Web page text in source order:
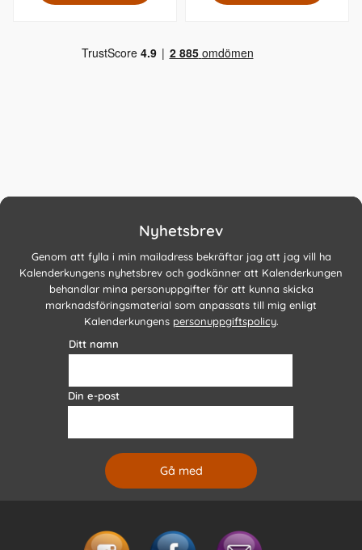
Nyhetsbrev
Genom att fylla i min mailadress bekräftar jag att jag vill ha
Kalenderkungens nyhetsbrev och godkänner att Kalenderkungen
behandlar mina personuppgifter för att kunna skicka
marknadsföringsmaterial som anpassats till mig enligt
Kalenderkungens personuppgiftspolicy.
Ditt namn
Din e-post